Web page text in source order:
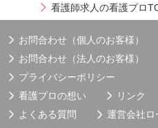
看護師求人の看護プロ
お問合わせ（個人のお客様）
お問合わせ（法人のお客様）
プライバシーポリシー
看護プロの想い
リンク
よくある質問
運営会社ロ